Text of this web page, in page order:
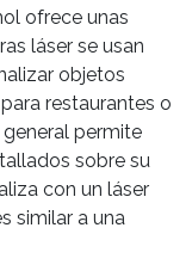
ofrece unas
láser se usan
objetos
restaurantes o
permite
sobre su
con un láser
similar a una